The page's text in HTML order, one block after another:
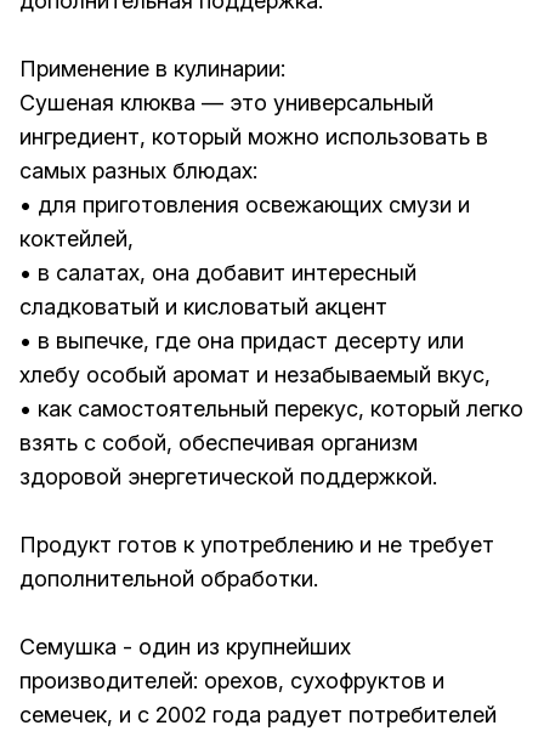
Применение в кулинарии:
Сушеная клюква — это универсальный
ингредиент, который можно использовать в
самых разных блюдах:
• для приготовления освежающих смузи и
коктейлей,
• в салатах, она добавит интересный
сладковатый и кисловатый акцент
• в выпечке, где она придаст десерту или
хлебу особый аромат и незабываемый вкус,
• как самостоятельный перекус, который легко
взять с собой, обеспечивая организм
здоровой энергетической поддержкой.
Продукт готов к употреблению и не требует
дополнительной обработки.
Семушка - один из крупнейших
производителей: орехов, сухофруктов и
семечек, и с 2002 года радует потребителей